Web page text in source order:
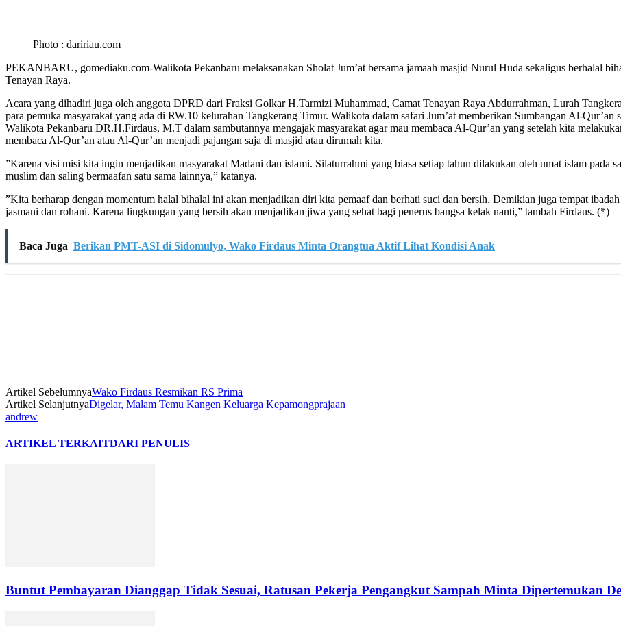
Photo : daririau.com
PEKANBARU, gomediaku.com-Walikota Pekanbaru melaksanakan Sholat Jum’at bersama jamaah masjid Nurul Huda sekaligus berhalal
Tenayan Raya.
Acara yang dihadiri juga oleh anggota DPRD dari Fraksi Golkar H.Tarmizi Muhammad, Camat Tenayan Raya Abdurrahman, Lurah
para pemuka masyarakat yang ada di RW.10 kelurahan Tangkerang Timur. Walikota dalam safari Jum’at memberikan Sumbangan Al-
Walikota Pekanbaru DR.H.Firdaus, M.T dalam sambutannya mengajak masyarakat agar mau membaca Al-Qur’an yang setelah kita
membaca Al-Qur’an atau Al-Qur’an menjadi pajangan saja di masjid atau dirumah kita.
”Karena visi misi kita ingin menjadikan masyarakat Madani dan islami. Silaturrahmi yang biasa setiap tahun dilakukan oleh umat islam pada
muslim dan saling bermaafan satu sama lainnya,” katanya.
”Kita berharap dengan momentum halal bihalal ini akan menjadikan diri kita pemaaf dan berhati suci dan bersih. Demikian juga tempat
jasmani dan rohani. Karena lingkungan yang bersih akan menjadikan jiwa yang sehat bagi penerus bangsa kelak nanti,” tambah Firdaus. (*)
Baca Juga Berikan PMT-ASI di Sidomulyo, Wako Firdaus Minta Orangtua Aktif Lihat Kondisi Anak
Artikel SebelumnyaWako Firdaus Resmikan RS Prima
Artikel SelanjutnyaDigelar, Malam Temu Kangen Keluarga Kepamongprajaan
andrew
ARTIKEL TERKAITDARI PENULIS
Buntut Pembayaran Dianggap Tidak Sesuai, Ratusan Pekerja Pengangkut Sampah Minta Dipertemukan